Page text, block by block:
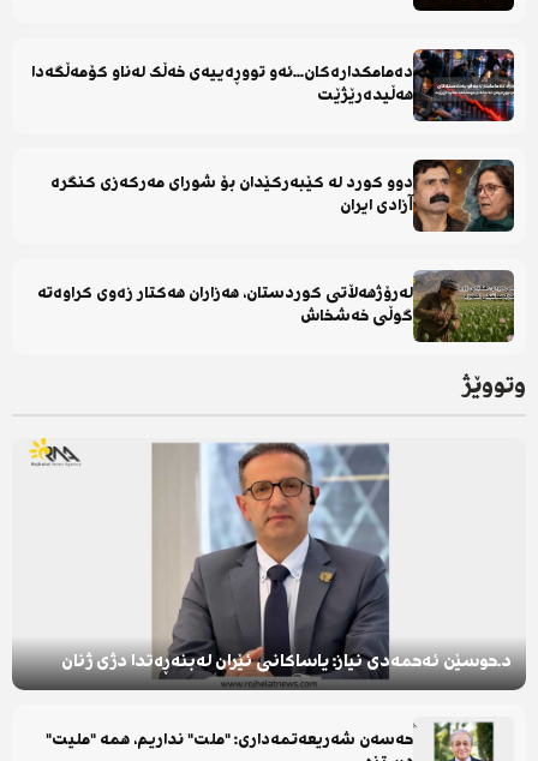
دەمامکدارەکان...ئەو تووڕەییەی خەڵک لەناو کۆمەڵگەدا
هەڵیدەرێژێت
دوو کورد لە کێبەرکێدان بۆ شورای مەرکەزی کنگرە
آزادی ایران
لەرۆژهەڵاتی کوردستان، هەزاران هەکتار زەوی کراوەتە
گوڵی خەشخاش
وتووێژ
د.حوسێن ئەحمەدی نیاز: یاساکانی ئێران لەبنەڕەتدا دژی ژنان
حەسەن شەریعەتمەداری: "ملت" نداریم، همە "ملیت"